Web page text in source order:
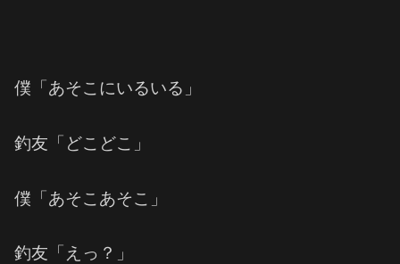
僕「あそこにいるいる」
釣友「どこどこ」
僕「あそこあそこ」
釣友「えっ？」